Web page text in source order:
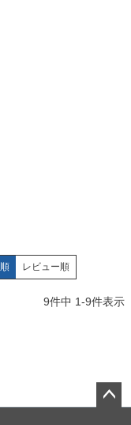
レビュー順
9件中 1-9件表示